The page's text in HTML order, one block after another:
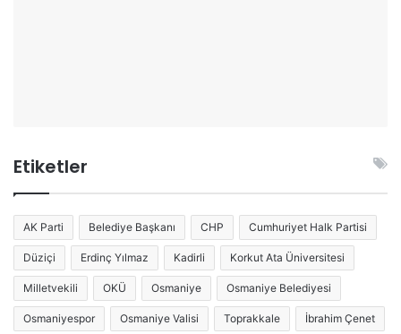
Etiketler
AK Parti Belediye Başkanı CHP Cumhuriyet Halk Partisi
Düziçi Erdinç Yılmaz Kadirli Korkut Ata Üniversitesi
Milletvekili OKÜ Osmaniye Osmaniye Belediyesi
Osmaniyespor Osmaniye Valisi Toprakkale İbrahim Çenet